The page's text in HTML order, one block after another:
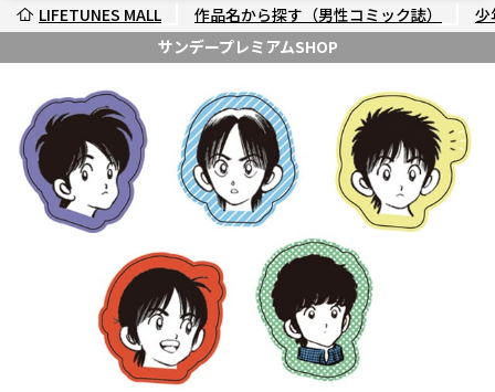
LIFETUNES MALL
作品名から探す（男性コミック誌）
少
サンデープレミアムSHOP